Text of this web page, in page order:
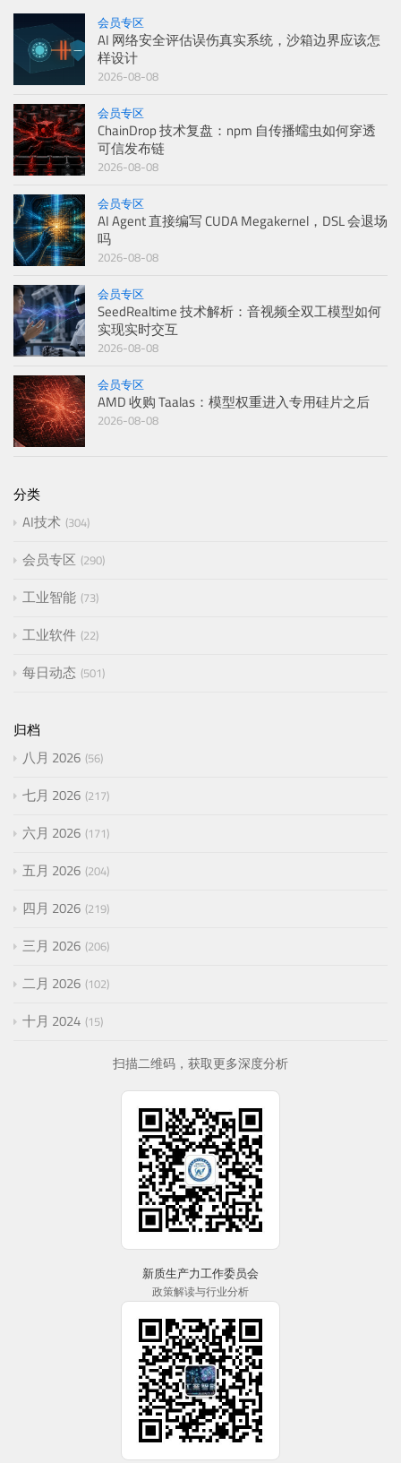
会员专区
AI 网络安全评估误伤真实系统，沙箱边界应该怎
样设计
2026-08-08
会员专区
ChainDrop 技术复盘：npm 自传播蠕虫如何穿透
可信发布链
2026-08-08
会员专区
AI Agent 直接编写 CUDA Megakernel，DSL 会退场
吗
2026-08-08
会员专区
SeedRealtime 技术解析：音视频全双工模型如何
实现实时交互
2026-08-08
会员专区
AMD 收购 Taalas：模型权重进入专用硅片之后
2026-08-08
分类
AI技术 304
会员专区 290
工业智能 73
工业软件 22
每日动态 501
归档
八月 2026 56
七月 2026 217
六月 2026 171
五月 2026 204
四月 2026 219
三月 2026 206
二月 2026 102
十月 2024 15
扫描二维码，获取更多深度分析
新质生产力工作委员会
政策解读与行业分析